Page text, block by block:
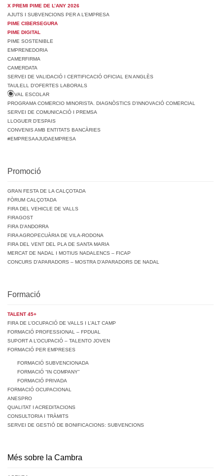
X PREMI PIME DE L’ANY 2026
AJUTS I SUBVENCIONS PER A L’EMPRESA
PIME CIBERSEGURA
PIME DIGITAL
PIME SOSTENIBLE
EMPRENEDORIA
CAMERFIRMA
CAMERDATA
SERVEI DE VALIDACIÓ I CERTIFICACIÓ OFICIAL EN ANGLÈS
TAULELL D’OFERTES LABORALS
VAL ESCOLAR
PROGRAMA COMERCIO MINORISTA. DIAGNÒSTICS D’INNOVACIÓ COMERCIAL
SERVEI DE COMUNICACIÓ I PREMSA
LLOGUER D’ESPAIS
CONVENIS AMB ENTITATS BANCÀRIES
#EMPRESAAJUDAEMPRESA
Promoció
GRAN FESTA DE LA CALÇOTADA
FÒRUM CALÇOTADA
FIRA DEL VEHICLE DE VALLS
FIRAGOST
FIRA D’ANDORRA
FIRA AGROPECUÀRIA DE VILA-RODONA
FIRA DEL VENT DEL PLA DE SANTA MARIA
MERCAT DE NADAL I MOTIUS NADALENCS – FICAP
CONCURS D’APARADORS – MOSTRA D’APARADORS DE NADAL
Formació
TALENT 45+
FIRA DE L’OCUPACIÓ DE VALLS I L’ALT CAMP
FORMACIÓ PROFESSIONAL – FPDUAL
SUPORT A L’OCUPACIÓ – TALENTO JOVEN
FORMACIÓ PER EMPRESES
FORMACIÓ SUBVENCIONADA
FORMACIÓ “IN COMPANY”
FORMACIÓ PRIVADA
FORMACIÓ OCUPACIONAL
ANESPRO
QUALITAT I ACREDITACIONS
CONSULTORIA I TRÀMITS
SERVEI DE GESTIÓ DE BONIFICACIONS: SUBVENCIONS
Més sobre la Cambra